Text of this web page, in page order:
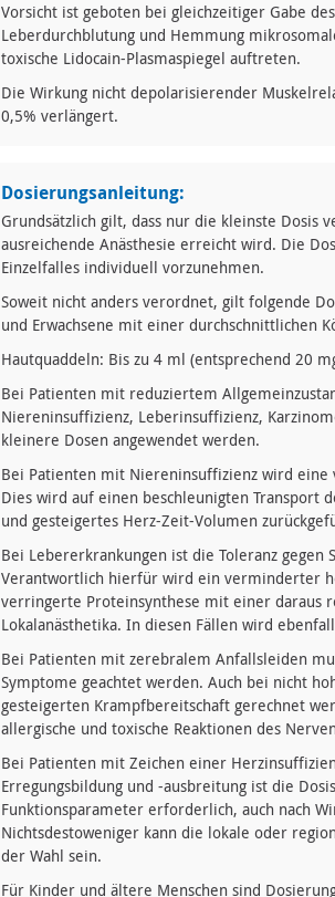
Vorsicht ist geboten bei gleichzeitiger Gabe
Leberdurchblutung und Hemmung
toxische Lidocain-Plasmaspiegel auftreten.
Die Wirkung nicht depolarisierender
0,5% verlängert.
Dosierungsanleitung:
Grundsätzlich gilt, dass nur die kleinste Dosis
ausreichende Anästhesie erreicht wird. Die
Einzelfalles individuell vorzunehmen.
Soweit nicht anders verordnet, gilt folgende
und Erwachsene mit einer durchschnittlichen
Hautquaddeln: Bis zu 4 ml (entsprechend 20
Bei Patienten mit reduziertem
Niereninsuffizienz, Leberinsuffizienz,
kleinere Dosen angewendet werden.
Bei Patienten mit Niereninsuffizienz wird
Dies wird auf einen beschleunigten Transport
und gesteigertes Herz-Zeit-Volumen
Bei Lebererkrankungen ist die Toleranz gegen
Verantwortlich hierfür wird ein verminderter
verringerte Proteinsynthese mit einer daraus
Lokalanästhetika. In diesen Fällen wird
Bei Patienten mit zerebralem Anfallsleiden
Symptome geachtet werden. Auch bei nicht
gesteigerten Krampfbereitschaft gerechnet
allergische und toxische Reaktionen des
Bei Patienten mit Zeichen einer
Erregungsbildung und -ausbreitung ist die
Funktionsparameter erforderlich, auch nach
Nichtsdestoweniger kann die lokale oder
der Wahl sein.
Für Kinder und ältere Menschen sind